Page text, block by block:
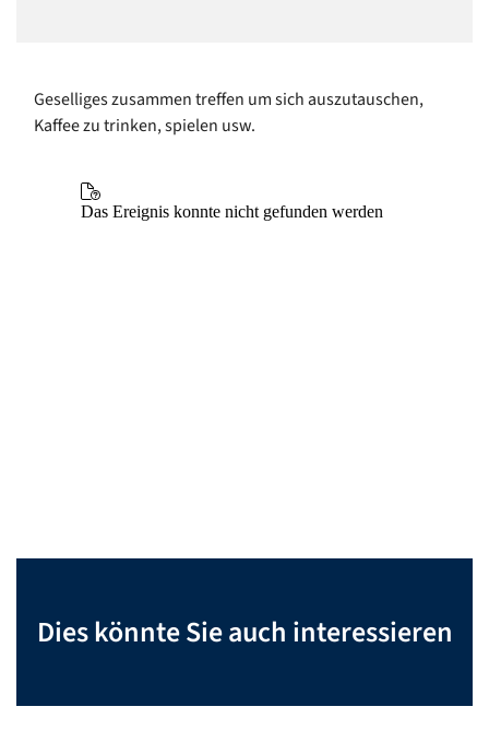
Geselliges zusammen treffen um sich auszutauschen,
Kaffee zu trinken, spielen usw.
Dies könnte Sie auch interessieren